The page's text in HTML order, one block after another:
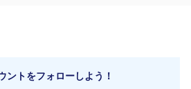
ントをフォローしよう！